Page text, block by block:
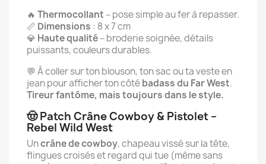
🔥 Thermocollant – pose simple au fer à repasser.
📏 Dimensions : 8 x 7 cm
💎 Haute qualité– broderie soignée, détails
puissants, couleurs durables.
💬 À coller sur ton blouson, ton sac ou ta veste en
jean pour afficher ton côtébadass du Far West.
Tireur fantôme, mais toujours dans le style.
🤠 Patch Crâne Cowboy & Pistolet –
Rebel Wild West
Uncrâne de cowboy, chapeau vissé sur la tête,
flingues croisés et regard qui tue (même sans